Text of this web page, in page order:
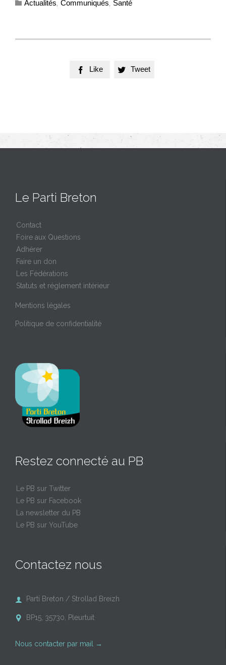
 Category
Actualités, Communiqués, Santé
 Like  Tweet
Le Parti Breton
Contact
Foire aux Questions
Adhérer
Faire un don
Les Fédérations
Statuts et réglement intérieur
Mentions légales
Politique de confidentialité
Restez connecté au PB
Le PB sur Twitter
Le PB sur Facebook
La newsletter du PB
Le PB sur YouTube
Contactez nous
 Parti Breton / Strollad Breizh
 BP15, 35730, Pleurtuit
Nous contacter par mail →